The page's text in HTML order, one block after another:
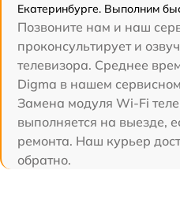
Екатеринбурге. Выполним
Позвоните нам и наш
проконсультирует и
телевизора. Среднее
Digma в нашем
Замена модуля Wi-Fi
выполняется на выезде,
ремонта. Наш курьер
обратно.